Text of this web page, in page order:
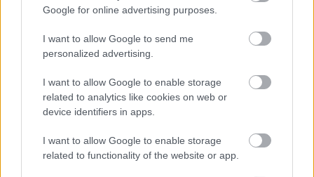
Google for online advertising purposes.
I want to allow Google to send me
personalized advertising.
I want to allow Google to enable storage
related to analytics like cookies on web or
device identifiers in apps.
I want to allow Google to enable storage
related to functionality of the website or app.
ελληνική μυθολογία; Δοκίμασε τις
γνώσεις σου και κάνε το 3 στα 3